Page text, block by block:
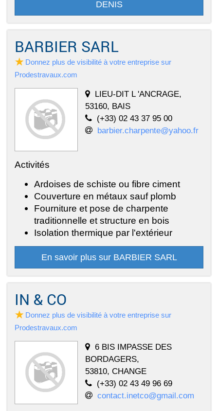
DENIS
BARBIER SARL
Donnez plus de visibilité à votre entreprise sur
Prodestravaux.com
LIEU-DIT L 'ANCRAGE,
53160, BAIS
(+33) 02 43 37 95 00
barbier.charpente@yahoo.fr
Activités
Ardoises de schiste ou fibre ciment
Couverture en métaux sauf plomb
Fourniture et pose de charpente
traditionnelle et structure en bois
Isolation thermique par l'extérieur
En savoir plus sur BARBIER SARL
IN & CO
Donnez plus de visibilité à votre entreprise sur
Prodestravaux.com
6 BIS IMPASSE DES
BORDAGERS,
53810, CHANGE
(+33) 02 43 49 96 69
contact.inetco@gmail.com